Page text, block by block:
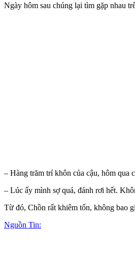
Ngày hôm sau chúng lại tìm gặp nhau
– Hàng trăm trí khôn của cậu, hôm qua
– Lúc ấy mình sợ quá, đánh rơi hết.
Từ đó, Chồn rất khiêm tốn, không bao
Nguồn Tin: